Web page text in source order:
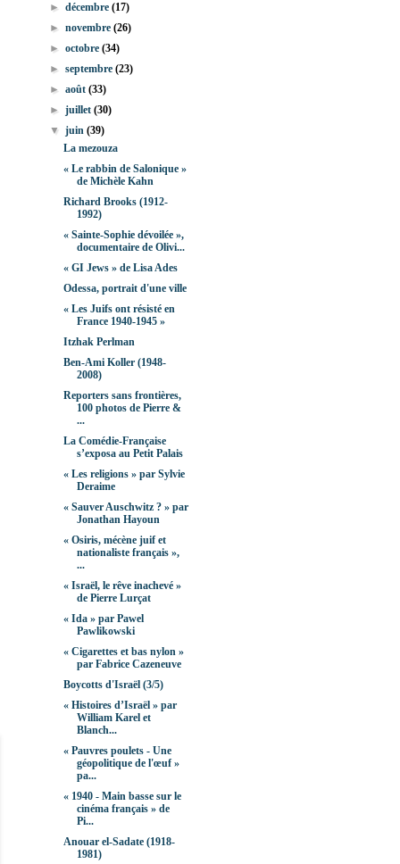
►décembre(17)
►novembre(26)
►octobre(34)
►septembre(23)
►août(33)
►juillet(30)
▼juin(39)
La mezouza
« Le rabbin de Salonique »
de Michèle Kahn
Richard Brooks (1912-
1992)
« Sainte-Sophie dévoilée »,
documentaire de Olivi...
« GI Jews » de Lisa Ades
Odessa, portrait d'une ville
« Les Juifs ont résisté en
France 1940-1945 »
Itzhak Perlman
Ben-Ami Koller (1948-
2008)
Reporters sans frontières,
100 photos de Pierre &
...
La Comédie-Française
s’exposa au Petit Palais
« Les religions » par Sylvie
Deraime
« Sauver Auschwitz ? » par
Jonathan Hayoun
« Osiris, mécène juif et
nationaliste français »,
...
« Israël, le rêve inachevé »
de Pierre Lurçat
« Ida » par Pawel
Pawlikowski
« Cigarettes et bas nylon »
par Fabrice Cazeneuve
Boycotts d'Israël (3/5)
« Histoires d’Israël » par
William Karel et
Blanch...
« Pauvres poulets - Une
géopolitique de l'œuf »
pa...
« 1940 - Main basse sur le
cinéma français » de
Pi...
Anouar el-Sadate (1918-
1981)